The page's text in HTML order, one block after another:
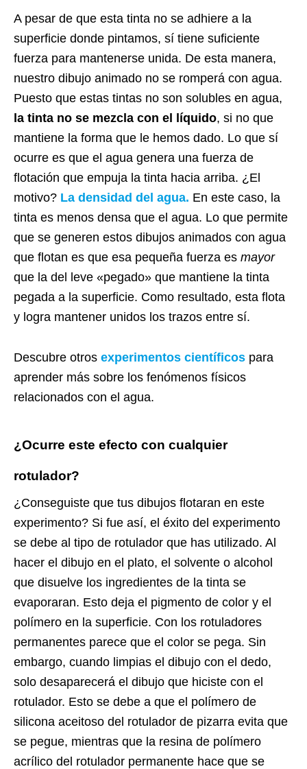
A pesar de que esta tinta no se adhiere a la
superficie donde pintamos, sí tiene suficiente
fuerza para mantenerse unida. De esta manera,
nuestro dibujo animado no se romperá con agua.
Puesto que estas tintas no son solubles en agua,
la tinta no se mezcla con el líquido, si no que
mantiene la forma que le hemos dado. Lo que sí
ocurre es que el agua genera una fuerza de
flotación que empuja la tinta hacia arriba. ¿El
motivo? La densidad del agua. En este caso, la
tinta es menos densa que el agua. Lo que permite
que se generen estos dibujos animados con agua
que flotan es que esa pequeña fuerza es mayor
que la del leve «pegado» que mantiene la tinta
pegada a la superficie. Como resultado, esta flota
y logra mantener unidos los trazos entre sí.
Descubre otros experimentos científicos para
aprender más sobre los fenómenos físicos
relacionados con el agua.
¿Ocurre este efecto con cualquier
rotulador?
¿Conseguiste que tus dibujos flotaran en este
experimento? Si fue así, el éxito del experimento
se debe al tipo de rotulador que has utilizado. Al
hacer el dibujo en el plato, el solvente o alcohol
que disuelve los ingredientes de la tinta se
evaporaran. Esto deja el pigmento de color y el
polímero en la superficie. Con los rotuladores
permanentes parece que el color se pega. Sin
embargo, cuando limpias el dibujo con el dedo,
solo desaparecerá el dibujo que hiciste con el
rotulador. Esto se debe a que el polímero de
silicona aceitoso del rotulador de pizarra evita que
se pegue, mientras que la resina de polímero
acrílico del rotulador permanente hace que se